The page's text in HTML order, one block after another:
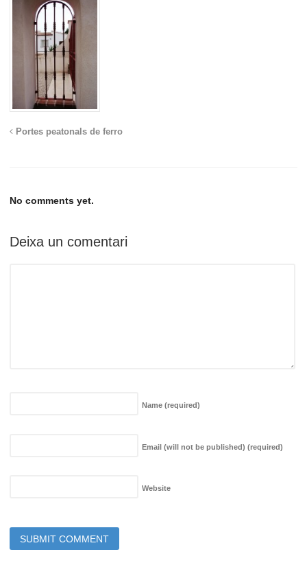
Portes peatonals de ferro
No comments yet.
Deixa un comentari
Name (required)
Email (will not be published) (required)
Website